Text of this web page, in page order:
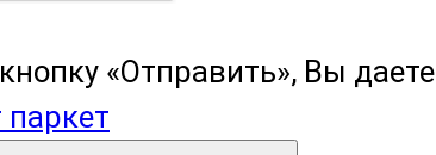
«Отправить», Вы даете